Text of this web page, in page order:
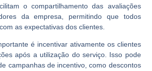
o compartilhamento das avaliações
da empresa, permitindo que todos
as expectativas dos clientes.
é incentivar ativamente os clientes
após a utilização do serviço. Isso pode
campanhas de incentivo, como descontos